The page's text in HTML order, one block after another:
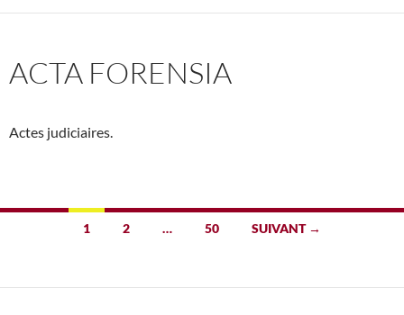
ACTA FORENSIA
Actes judiciaires.
Navigation
articles
1 2 … 50 SUIVANT →